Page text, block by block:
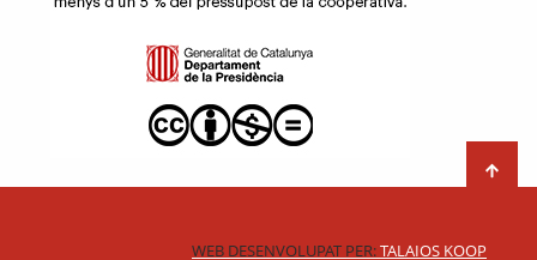
WEB DESENVOLUPAT PER:TALAIOS KOOP